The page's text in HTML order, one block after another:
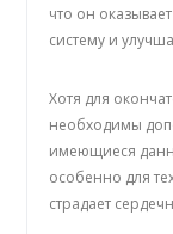
что он
систему и
Хотя для
необходимы
имеющиеся
особенно для
страдает